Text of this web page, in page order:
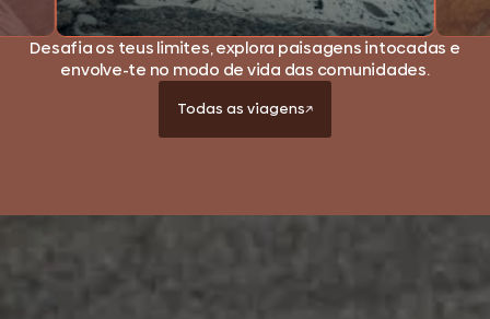
Desafia os teus limites, explora paisagens intocadas e
envolve-te no modo de vida das comunidades.
Todas as viagens